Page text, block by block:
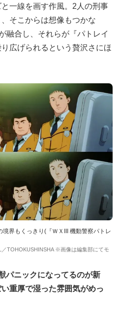
一線を画す作風。2人の刑事
そこからは想像もつかな
融合し、それらが『パトレイ
広げられるという贅沢さにほ
境界もくっきり(『ＷＸIII 機動警察パトレ
TOHOKUSHINSHA ※画像は編集部にてモ
パニックになってるのが新
重厚で湿った雰囲気がめっ